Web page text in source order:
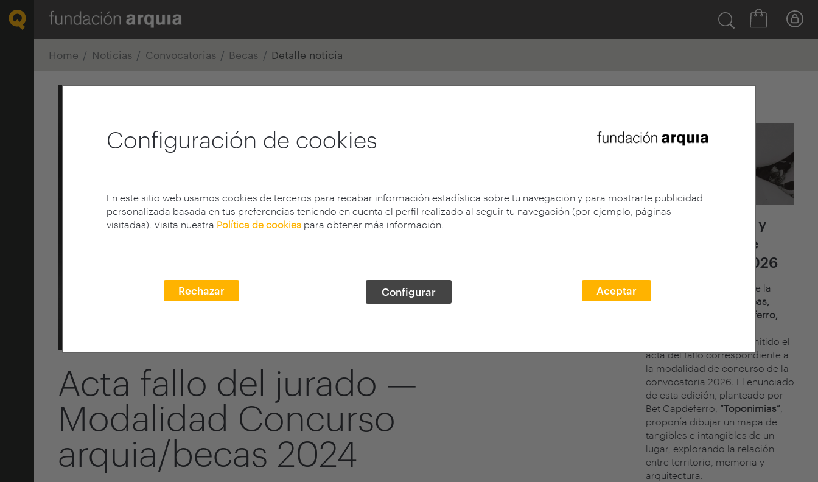
Configuración de cookies
En este sitio web usamos cookies de terceros para recabar información estadística sobre tu navegación y para mostrarte publicidad
personalizada basada en tus preferencias teniendo en cuenta el perfil realizado al seguir tu navegación (por ejemplo, páginas
visitadas). Visita nuestra Política de cookies para obtener más información.
Rechazar Configurar Aceptar
Home Noticias Convocatorias Becas Detalle noticia
Acta fallo del jurado —
Modalidad Concurso
arquia/becas 2024
Fallo del jurado y
adjudicación de
arquia/becas 2026
El jurado del concurso de la
XXVII edición arquia/becas,
Bet Capdeferro,
bosch.capdeferro, ha emitido el
acta del fallo correspondiente a
la modalidad de concurso de la
convocatoria 2026. El enunciado
de esta edición, planteado por
Bet Capdeferro, “Toponimias”,
proponía dibujar un mapa de
tangibles e intangibles de un
lugar, explorando la relación
entre territorio, memoria y
arquitectura.